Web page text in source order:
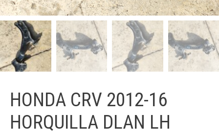
HONDA CRV 2012-16
HORQUILLA DLAN LH